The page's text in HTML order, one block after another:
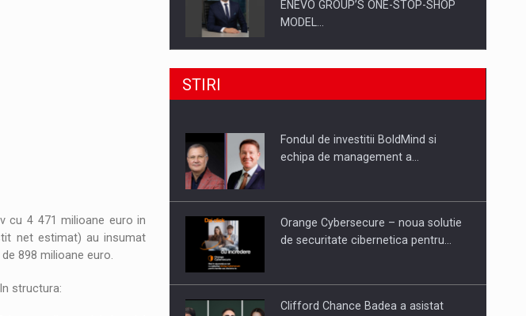
cu 4 471 milioane euro in
net estimat) au insumat
898 milioane euro.
structura:
ENEVO GROUP’S ONE-STOP-SHOP
MODEL…
ROOTED IN ROMANIA, BUILT TO
PUTTING ROMANIAN CORPORATE
STIRI
Fondul de investitii BoldMind si
echipa de management a…
Orange Cybersecure – noua solutie
de securitate cibernetica pentru…
Clifford Chance Badea a asistat